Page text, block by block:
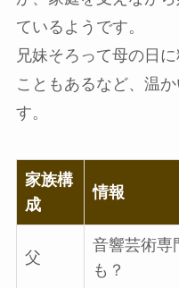
ているようです。
兄妹そろって母の日
こともあるなど、温
す。
家族構
成
情報
父
音響芸術専
も？